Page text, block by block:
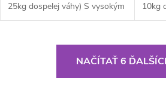
25kg dospelej váhy) S vysokým
podielom ľahko stráviteľného
10kg
ryže,
NAČÍTAŤ 6